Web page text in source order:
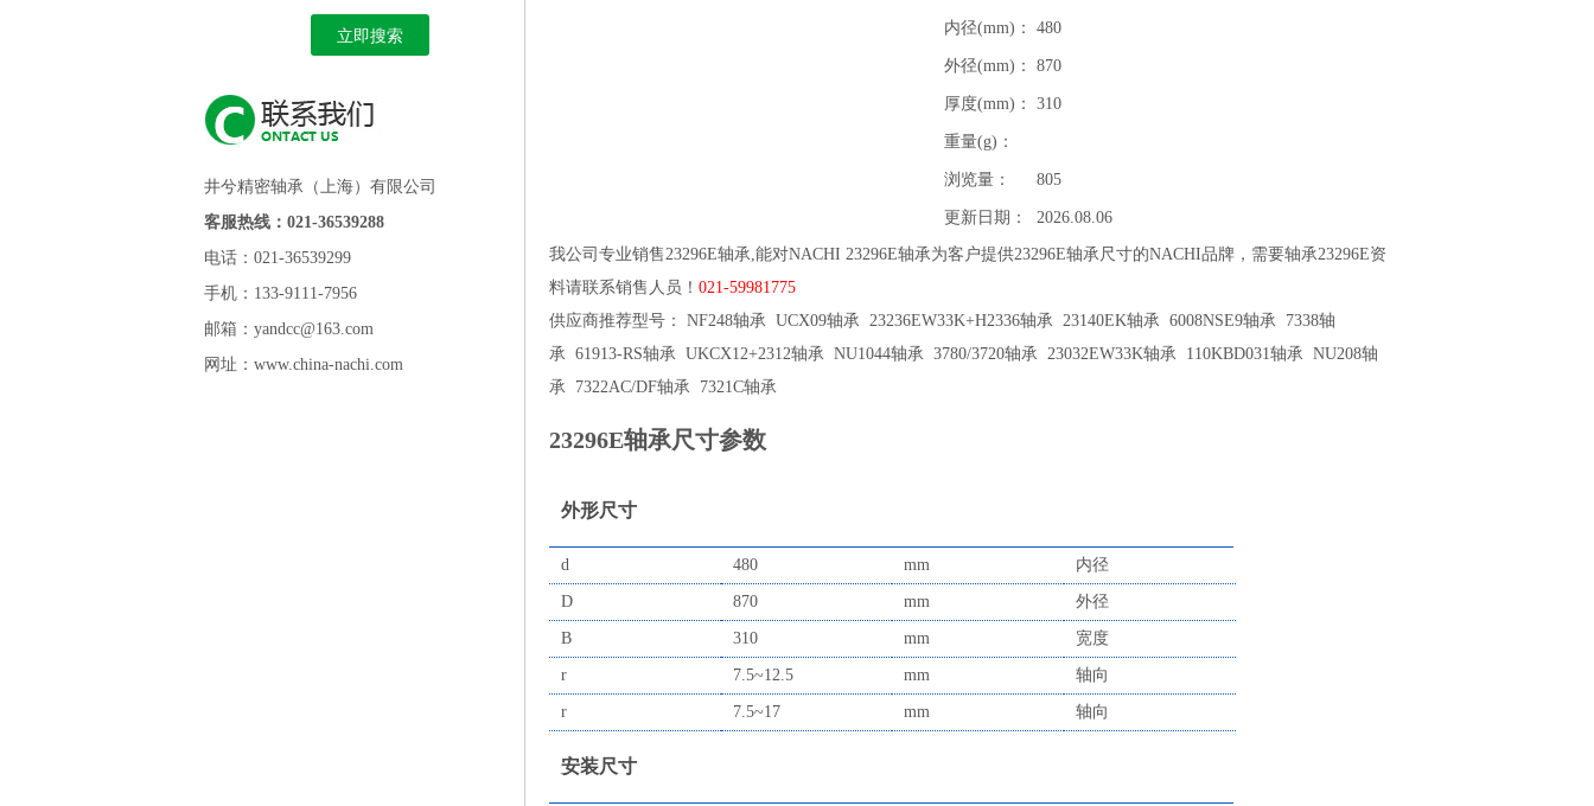
井兮精密轴承（上海）有限公司
客服热线：021-36539288
电话：021-36539299
手机：133-9111-7956
邮箱：yandcc@163.com
网址：www.china-nachi.com
内径(mm)： 480
外径(mm)： 870
厚度(mm)： 310
重量(g)：
浏览量： 805
更新日期： 2026.08.06
我公司专业销售23296E轴承,能对NACHI 23296E轴承为客户提供23296E轴承尺寸的NACHI品牌，需要轴承23296E资
料请联系销售人员！ 021-59981775
供应商推荐型号： NF248轴承 UCX09轴承 23236EW33K+H2336轴承 23140EK轴承 6008NSE9轴承 7338轴
承 61913-RS轴承 UKCX12+2312轴承 NU1044轴承 3780/3720轴承 23032EW33K轴承 110KBD031轴承 NU208轴
承 7322AC/DF轴承 7321C轴承
23296E轴承尺寸参数
外形尺寸
d 480 mm 内径
D 870 mm 外径
B 310 mm 宽度
r 7.5~12.5 mm 轴向
r 7.5~17 mm 轴向
安装尺寸